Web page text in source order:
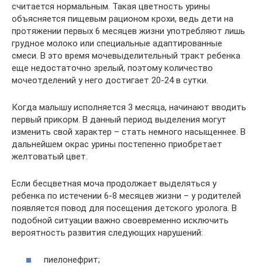
считается нормальным. Такая цветность урины
объясняется пищевым рационом крохи, ведь дети на
протяжении первых 6 месяцев жизни употребляют лишь
грудное молоко или специальные адаптированные
смеси. В это время мочевыделительный тракт ребенка
еще недостаточно зрелый, поэтому количество
мочеотделений у него достигает 20-24 в сутки.
Когда малышу исполняется 3 месяца, начинают вводить
первый прикорм. В данный период выделения могут
изменить свой характер – стать немного насыщеннее. В
дальнейшем окрас урины постепенно приобретает
желтоватый цвет.
Если бесцветная моча продолжает выделяться у
ребенка по истечении 6-8 месяцев жизни – у родителей
появляется повод для посещения детского уролога. В
подобной ситуации важно своевременно исключить
вероятность развития следующих нарушений:
пиелонефрит;